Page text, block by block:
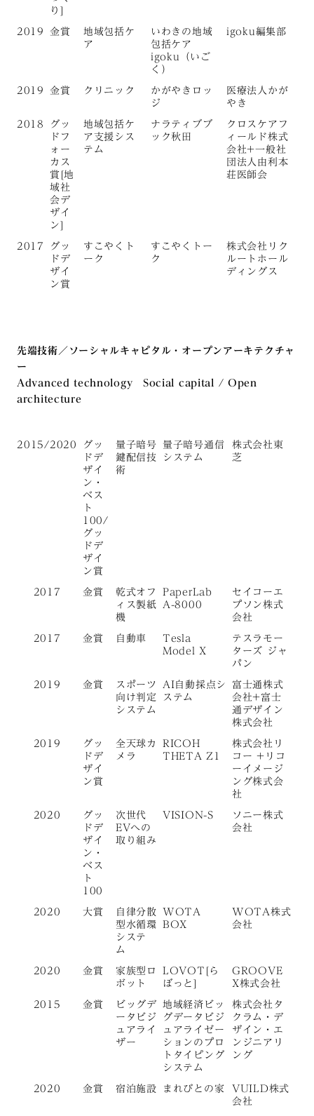
り]
2019 金賞
地域包括ケ
ア
いわきの地域
包括ケア
igoku（いご
く）
igoku編集部
2019 金賞 クリニック
かがやきロッ
ジ
医療法人かが
やき
2018
グッ
ドフ
ォー
カス
賞[地
域社
会デ
ザイ
ン]
地域包括ケ
ア支援シス
テム
ナラティブブ
ック秋田
クロスケアフ
ィールド株式
会社+一般社
団法人由利本
荘医師会
2017
グッ
ドデ
ザイ
ン賞
すこやくト
ーク
すこやくトー
ク
株式会社リク
ルートホール
ディングス
先端技術／ソーシャルキャピタル・オープンアーキテクチャ
ー
Advanced technology Social capital / Open
architecture
2015/2020
グッ
ドデ
ザイ
ン・
ベス
ト
100/
グッ
ドデ
ザイ
ン賞
量子暗号
鍵配信技
術
量子暗号通信
システム
株式会社東
芝
2017 金賞
乾式オフ
ィス製紙
機
PaperLab
A-8000
セイコーエ
プソン株式
会社
2017 金賞 自動車
Tesla
Model X
テスラモー
ターズ ジャ
パン
2019 金賞
スポーツ
向け判定
システム
AI自動採点シ
ステム
富士通株式
会社+富士
通デザイン
株式会社
2019
グッ
ドデ
ザイ
ン賞
全天球カ
メラ
RICOH
THETA Z1
株式会社リ
コー +リコ
ーイメージ
ング株式会
社
2020
グッ
ドデ
ザイ
ン・
ベス
ト
100
次世代
EVへの
取り組み
VISION-S
ソニー株式
会社
2020 大賞
自律分散
型水循環
システ
ム
WOTA
BOX
WOTA株式
会社
2020 金賞
家族型ロ
ボット
LOVOT[ら
ぼっと]
GROOVE
X株式会社
2015 金賞
ビッグデ
ータビジ
ュアライ
ザー
地域経済ビッ
グデータビジ
ュアライゼー
ションのプロ
トタイピング
システム
株式会社タ
クラム・デ
ザイン・エ
ンジニアリ
ング
2020 金賞 宿泊施設 まれびとの家
VUILD株式
会社